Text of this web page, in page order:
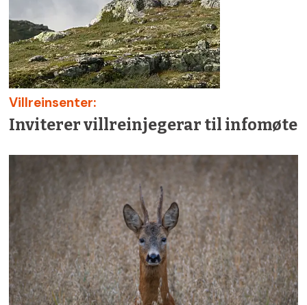
Villreinsenter:
Inviterer villreinjegerar til infomøte